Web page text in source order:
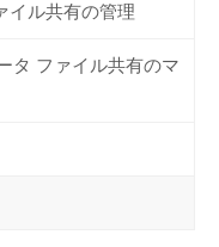
イル共有の管理
タ ファイル共有のマ